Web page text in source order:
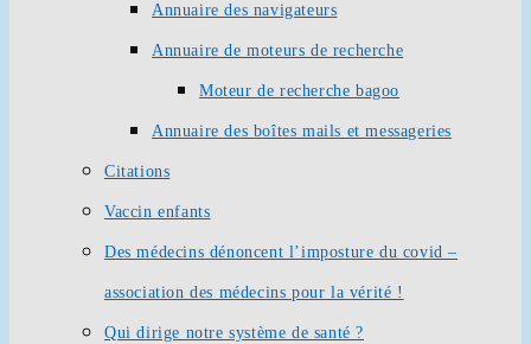
Annuaire des navigateurs
Annuaire de moteurs de recherche
Moteur de recherche bagoo
Annuaire des boîtes mails et messageries
Citations
Vaccin enfants
Des médecins dénoncent l’imposture du covid –
association des médecins pour la vérité !
Qui dirige notre système de santé ?